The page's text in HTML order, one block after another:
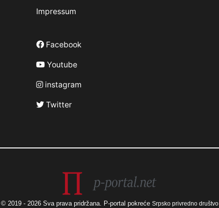
Impressum
Facebook
Youtube
instagram
Twitter
© 2019 - 2026 Sva prava pridržana. P-portal pokreće Srpsko privredno društvo